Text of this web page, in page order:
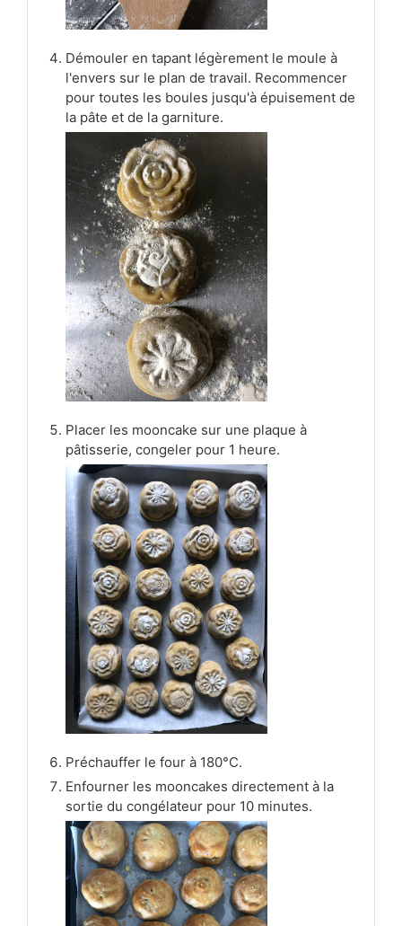
Démouler en tapant légèrement le moule à
l'envers sur le plan de travail. Recommencer
pour toutes les boules jusqu'à épuisement de
la pâte et de la garniture.
Placer les mooncake sur une plaque à
pâtisserie, congeler pour 1 heure.
Préchauffer le four à 180°C.
Enfourner les mooncakes directement à la
sortie du congélateur pour 10 minutes.